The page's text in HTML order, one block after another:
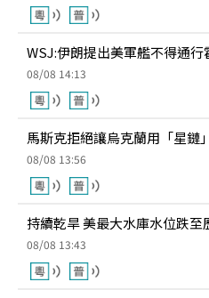
WSJ:伊朗提出美軍艦不得通
08/08 14:13
馬斯克拒絕讓烏克蘭用「星鏈
08/08 13:56
持續乾旱 美最大水庫水位跌至
08/08 13:43